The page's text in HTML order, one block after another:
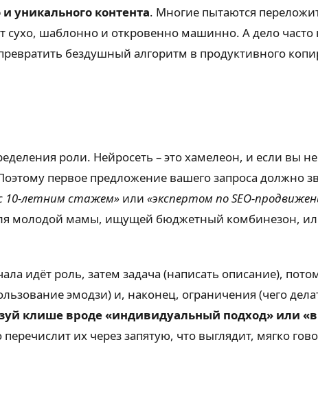
уникального контента. Многие пытаются
сухо, шаблонно и откровенно машинно. А дело часто
бездушный алгоритм в продуктивного
роли. Нейросеть – это хамелеон, и если вы
первое предложение вашего запроса должно
10-летним стажем» или «экспертом по SEO-
молодой мамы, ищущей бюджетный комбинезон,
идёт роль, затем задача (написать описание),
эмодзи) и, наконец, ограничения (чего
клише вроде «индивидуальный подход» или
их через запятую, что выглядит, мягко